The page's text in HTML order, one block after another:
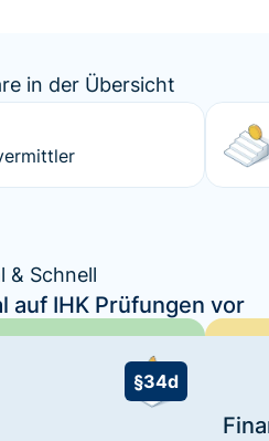
in der Übersicht
& Schnell
auf IHK Prüfungen vor
§34d